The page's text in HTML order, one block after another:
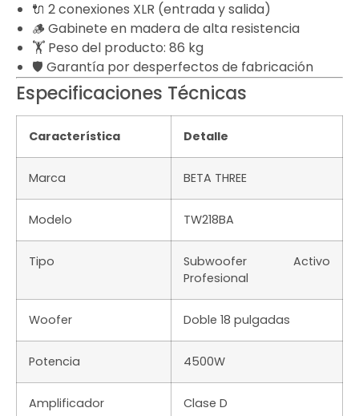
🔌 2 conexiones XLR (entrada y salida)
🪵 Gabinete en madera de alta resistencia
🏋️ Peso del producto: 86 kg
🛡️ Garantía por desperfectos de fabricación
Especificaciones Técnicas
Característica Detalle
Marca BETA THREE
Modelo TW218BA
Tipo
Subwoofer Activo
Profesional
Woofer Doble 18 pulgadas
Potencia 4500W
Amplificador Clase D